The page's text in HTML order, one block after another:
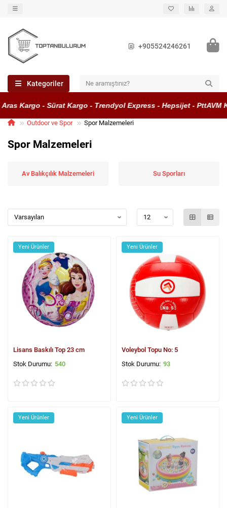
+905524246261
Kategoriler
Kargo - Sürat Kargo - Trendyol Express - Hepsijet - PttAVM
Outdoor ve Spor Spor Malzemeleri
Spor Malzemeleri
Av Balıkçılık Malzemeleri Su Sporları
Yeni Ürünler
Lisans Baskılı Top 23 cm
540
Yeni Ürünler
Voleybol Topu No: 5
93
Yeni Ürünler Yeni Ürünler